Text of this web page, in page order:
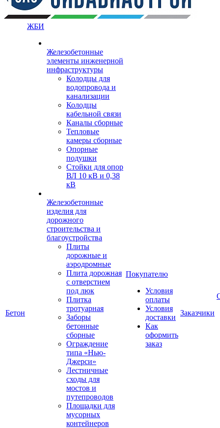
Бетон
ЖБИ
Железобетонные
элементы инженерной
инфраструктуры
Колодцы для
водопровода и
канализации
Колодцы
кабельной связи
Каналы сборные
Тепловые
камеры сборные
Опорные
подушки
Стойки для опор
ВЛ 10 кВ и 0,38
кВ
Железобетонные
изделия для
дорожного
строительства и
благоустройства
Плиты
дорожные и
аэродромные
Плита дорожная
с отверстием
под люк
Плитка
тротуарная
Заборы
бетонные
сборные
Ограждение
типа «Нью-
Джерси»
Лестничные
сходы для
мостов и
путепроводов
Площадки для
мусорных
контейнеров
Покупателю
Условия
оплаты
Условия
доставки
Как
оформить
заказ
Заказчики